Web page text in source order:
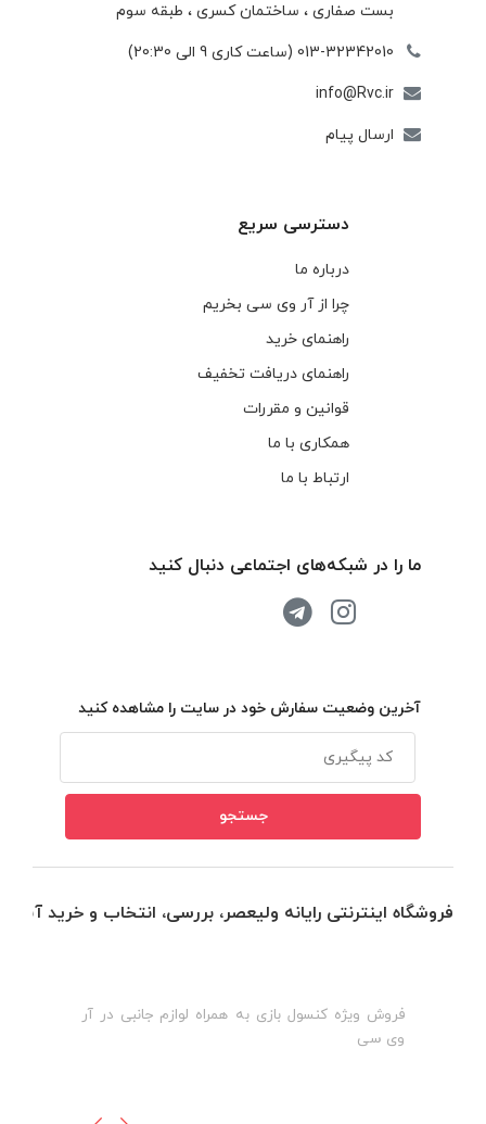
بست صفاری ، ساختمان كسری ، طبقه سوم
013-32342010 (ساعت کاری 9 الی 20:30)
info@Rvc.ir
ارسال پیام
دسترسی سریع
درباره ما
چرا از آر وی سی بخریم
راهنمای خرید
راهنمای دریافت تخفیف
قوانین و مقررات
همکاری با ما
ارتباط با ما
ما را در شبکه‌های اجتماعی دنبال کنید
آخرین وضعیت سفارش خود در سایت را مشاهده کنید
فروشگاه اینترنتی رایانه ولیعصر، بررسی، انتخاب و خرید
فروش ویژه کنسول بازی به همراه لوازم جانبی در آر
وی سی